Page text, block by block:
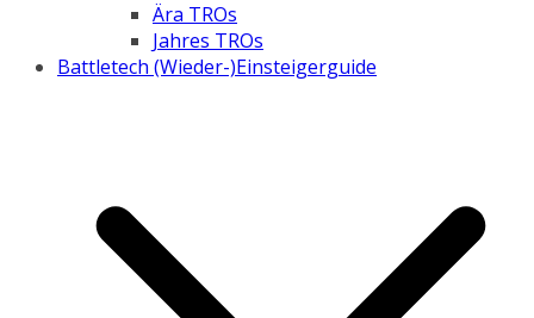
Ära TROs
Jahres TROs
Battletech (Wieder-)Einsteigerguide